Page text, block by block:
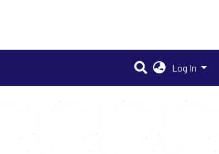
Log In